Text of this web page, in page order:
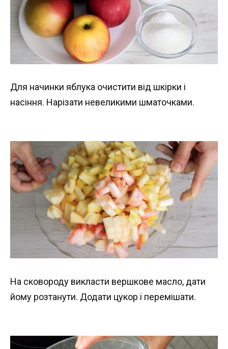
Для начинки яблука очистити від шкірки і
насіння. Нарізати невеликими шматочками.
На сковороду викласти вершкове масло, дати
йому розтанути. Додати цукор і перемішати.